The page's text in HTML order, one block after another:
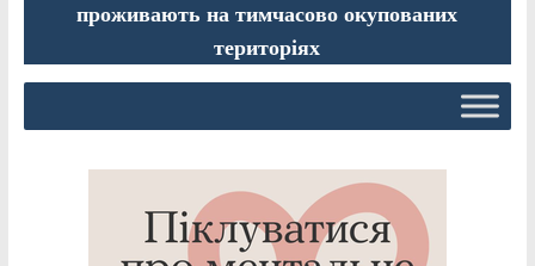
проживають на тимчасово окупованих
територіях